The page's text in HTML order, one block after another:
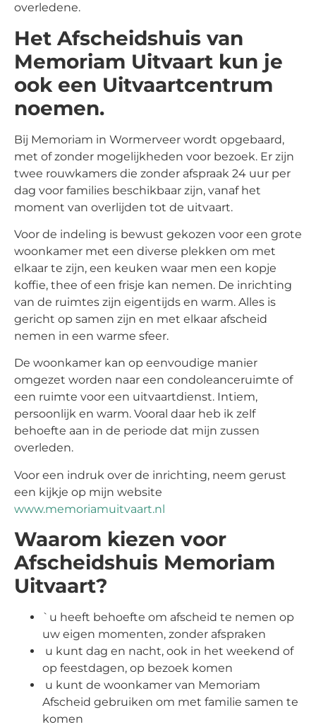
overledene.
Het Afscheidshuis van
Memoriam Uitvaart kun je
ook een Uitvaartcentrum
noemen.
Bij Memoriam in Wormerveer wordt opgebaard,
met of zonder mogelijkheden voor bezoek. Er zijn
twee rouwkamers die zonder afspraak 24 uur per
dag voor families beschikbaar zijn, vanaf het
moment van overlijden tot de uitvaart.
Voor de indeling is bewust gekozen voor een grote
woonkamer met een diverse plekken om met
elkaar te zijn, een keuken waar men een kopje
koffie, thee of een frisje kan nemen. De inrichting
van de ruimtes zijn eigentijds en warm. Alles is
gericht op samen zijn en met elkaar afscheid
nemen in een warme sfeer.
De woonkamer kan op eenvoudige manier
omgezet worden naar een condoleanceruimte of
een ruimte voor een uitvaartdienst. Intiem,
persoonlijk en warm. Vooral daar heb ik zelf
behoefte aan in de periode dat mijn zussen
overleden.
Voor een indruk over de inrichting, neem gerust
een kijkje op mijn website
www.memoriamuitvaart.nl
Waarom kiezen voor
Afscheidshuis Memoriam
Uitvaart?
`u heeft behoefte om afscheid te nemen op
uw eigen momenten, zonder afspraken
u kunt dag en nacht, ook in het weekend of
op feestdagen, op bezoek komen
u kunt de woonkamer van Memoriam
Afscheid gebruiken om met familie samen te
komen